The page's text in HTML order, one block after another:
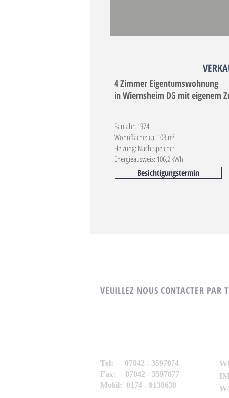
4 Zimmer Eigentumswohnung
in Wiernsheim DG mit eigenem
Baujahr: 1974
Wohnfläche: ca. 103 m²
Heizung: Nachtspeicher
Energieausweis: 106,2 kWh
Besichtigungstermin
VEUILLEZ NOUS CONTACTER PAR
Tel: 07042 - 3597074
Fax: 07042 - 3597077
Mobil: 0174 - 9138638